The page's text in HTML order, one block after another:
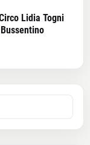
Lidia Togni